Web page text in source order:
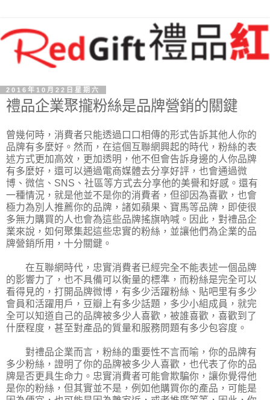
2016年10月22日星期六
禮品企業聚攏粉絲是品牌營銷的關鍵
曾幾何時，消費者只能透過口口相傳的形式告訴其他人你的
品牌有多麼好。然而，在這個互聯網興起的時代，粉絲的表
述方式更加高效，更加透明，他不但會告訴身邊的人你品牌
有多麼好，還可以通過電商媒體去分享好評，也會通過微
博、微信、SNS、社區等方式去分享他的美譽和好感。還有
一種情況，就是他並不是你的消費者，但卻因為喜歡，也會
極力為別人推薦你的品牌，諸如蘋果、寶馬等品牌，即使很
多無力購買的人也會為這些品牌搖旗吶喊。因此，對禮品企
業來說，如何聚集起這些忠實的粉絲，並讓他們為企業的品
牌營銷所用，十分關鍵。
在互聯網時代，忠實消費者已經完全不能表述一個品牌
的影響力了，也不具備可以衡量的標準，而粉絲是完全可以
看得見的，打開品牌微博，有多少活躍粉絲、貼吧里有多少
會員和活躍用戶，豆瓣上有多少話題，多少小組成員，就完
全可以知道自己的品牌被多少人喜歡，被誰喜歡，喜歡到了
什麼程度，甚至對產品的質量和服務問題有多少包容度。
對禮品企業而言，粉絲的重要性不言而喻，你的品牌有
多少粉絲，證明了你的品牌被多少人喜歡，也代表了你的品
牌是否更具生命力。忠實消費者可能會欺騙你，讓你覺得他
是你的粉絲，但其實並不是，例如他購買你的產品，可能是